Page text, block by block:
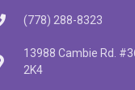
(778) 288-8323
13988 Cambie Rd.
2K4